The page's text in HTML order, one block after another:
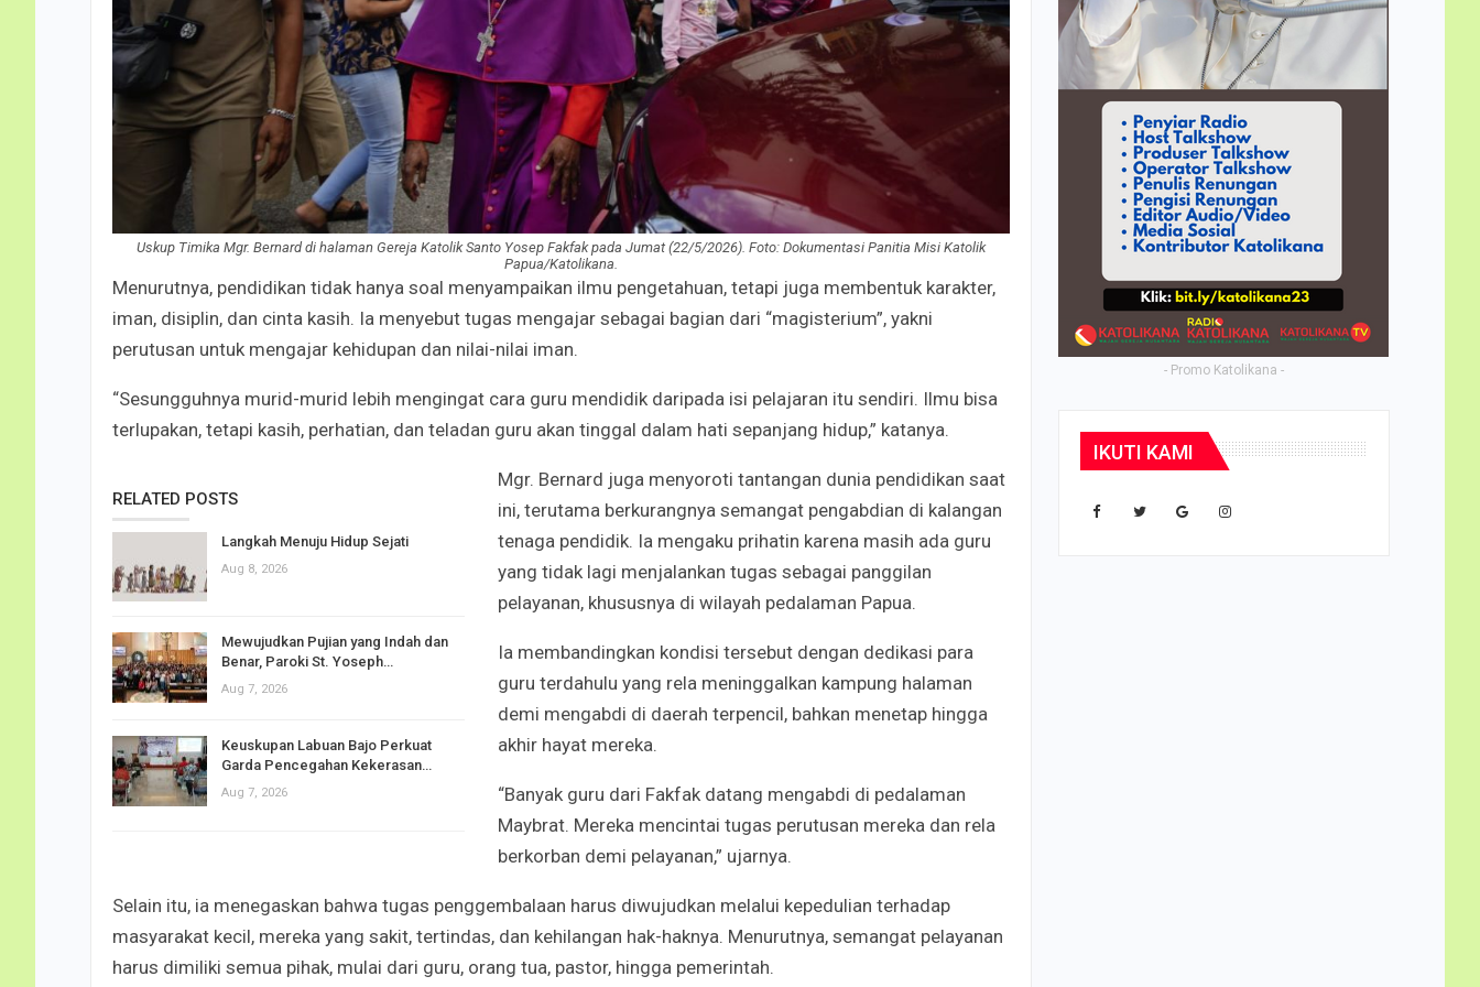
Uskup Timika Mgr. Bernard di halaman Gereja Katolik Santo Yosep Fakfak pada Jumat (22/5/2026). Foto: Dokumentasi Panitia Misi Katolik
Papua/Katolikana.
Menurutnya, pendidikan tidak hanya soal menyampaikan ilmu pengetahuan, tetapi juga membentuk karakter,
iman, disiplin, dan cinta kasih. Ia menyebut tugas mengajar sebagai bagian dari “magisterium”, yakni
perutusan untuk mengajar kehidupan dan nilai-nilai iman.
“Sesungguhnya murid-murid lebih mengingat cara guru mendidik daripada isi pelajaran itu sendiri. Ilmu bisa
terlupakan, tetapi kasih, perhatian, dan teladan guru akan tinggal dalam hati sepanjang hidup,” katanya.
RELATED POSTS
Langkah Menuju Hidup Sejati
Aug 8, 2026
Mewujudkan Pujian yang Indah dan
Benar, Paroki St. Yoseph…
Aug 7, 2026
Keuskupan Labuan Bajo Perkuat
Garda Pencegahan Kekerasan…
Aug 7, 2026
Mgr. Bernard juga menyoroti tantangan dunia pendidikan saat
ini, terutama berkurangnya semangat pengabdian di kalangan
tenaga pendidik. Ia mengaku prihatin karena masih ada guru
yang tidak lagi menjalankan tugas sebagai panggilan
pelayanan, khususnya di wilayah pedalaman Papua.
Ia membandingkan kondisi tersebut dengan dedikasi para
guru terdahulu yang rela meninggalkan kampung halaman
demi mengabdi di daerah terpencil, bahkan menetap hingga
akhir hayat mereka.
“Banyak guru dari Fakfak datang mengabdi di pedalaman
Maybrat. Mereka mencintai tugas perutusan mereka dan rela
berkorban demi pelayanan,” ujarnya.
Selain itu, ia menegaskan bahwa tugas penggembalaan harus diwujudkan melalui kepedulian terhadap
masyarakat kecil, mereka yang sakit, tertindas, dan kehilangan hak-haknya. Menurutnya, semangat pelayanan
harus dimiliki semua pihak, mulai dari guru, orang tua, pastor, hingga pemerintah.
- Promo Katolikana -
IKUTI KAMI